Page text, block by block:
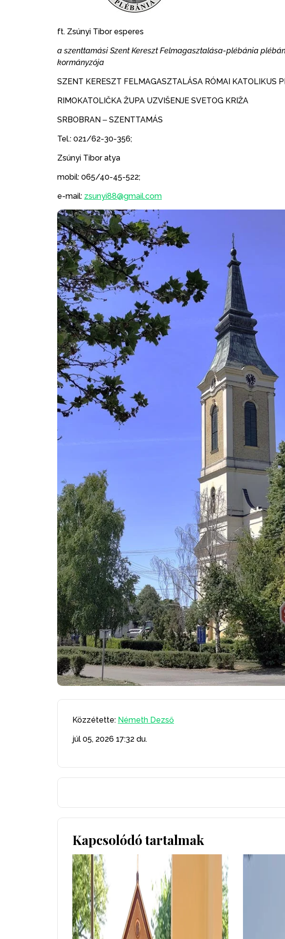
ft. Zsúnyi Tibor esperes
a szenttamási Szent Kereszt Felmagasztalása-plébánia
kormányzója
SZENT KERESZT FELMAGASZTALÁSA RÓMAI KATOLIKUS
RIMOKATOLIČKA ŽUPA UZVIŠENJE SVETOG KRIŽA
SRBOBRAN ‒ SZENTTAMÁS
Tel.: 021/62-30-356;
Zsúnyi Tibor atya
mobil: 065/40-45-522;
e-mail: zsunyi88@gmail.com
Közzétette: Németh Dezső
júl 05, 2026 17:32 du.
Kapcsolódó tartalmak